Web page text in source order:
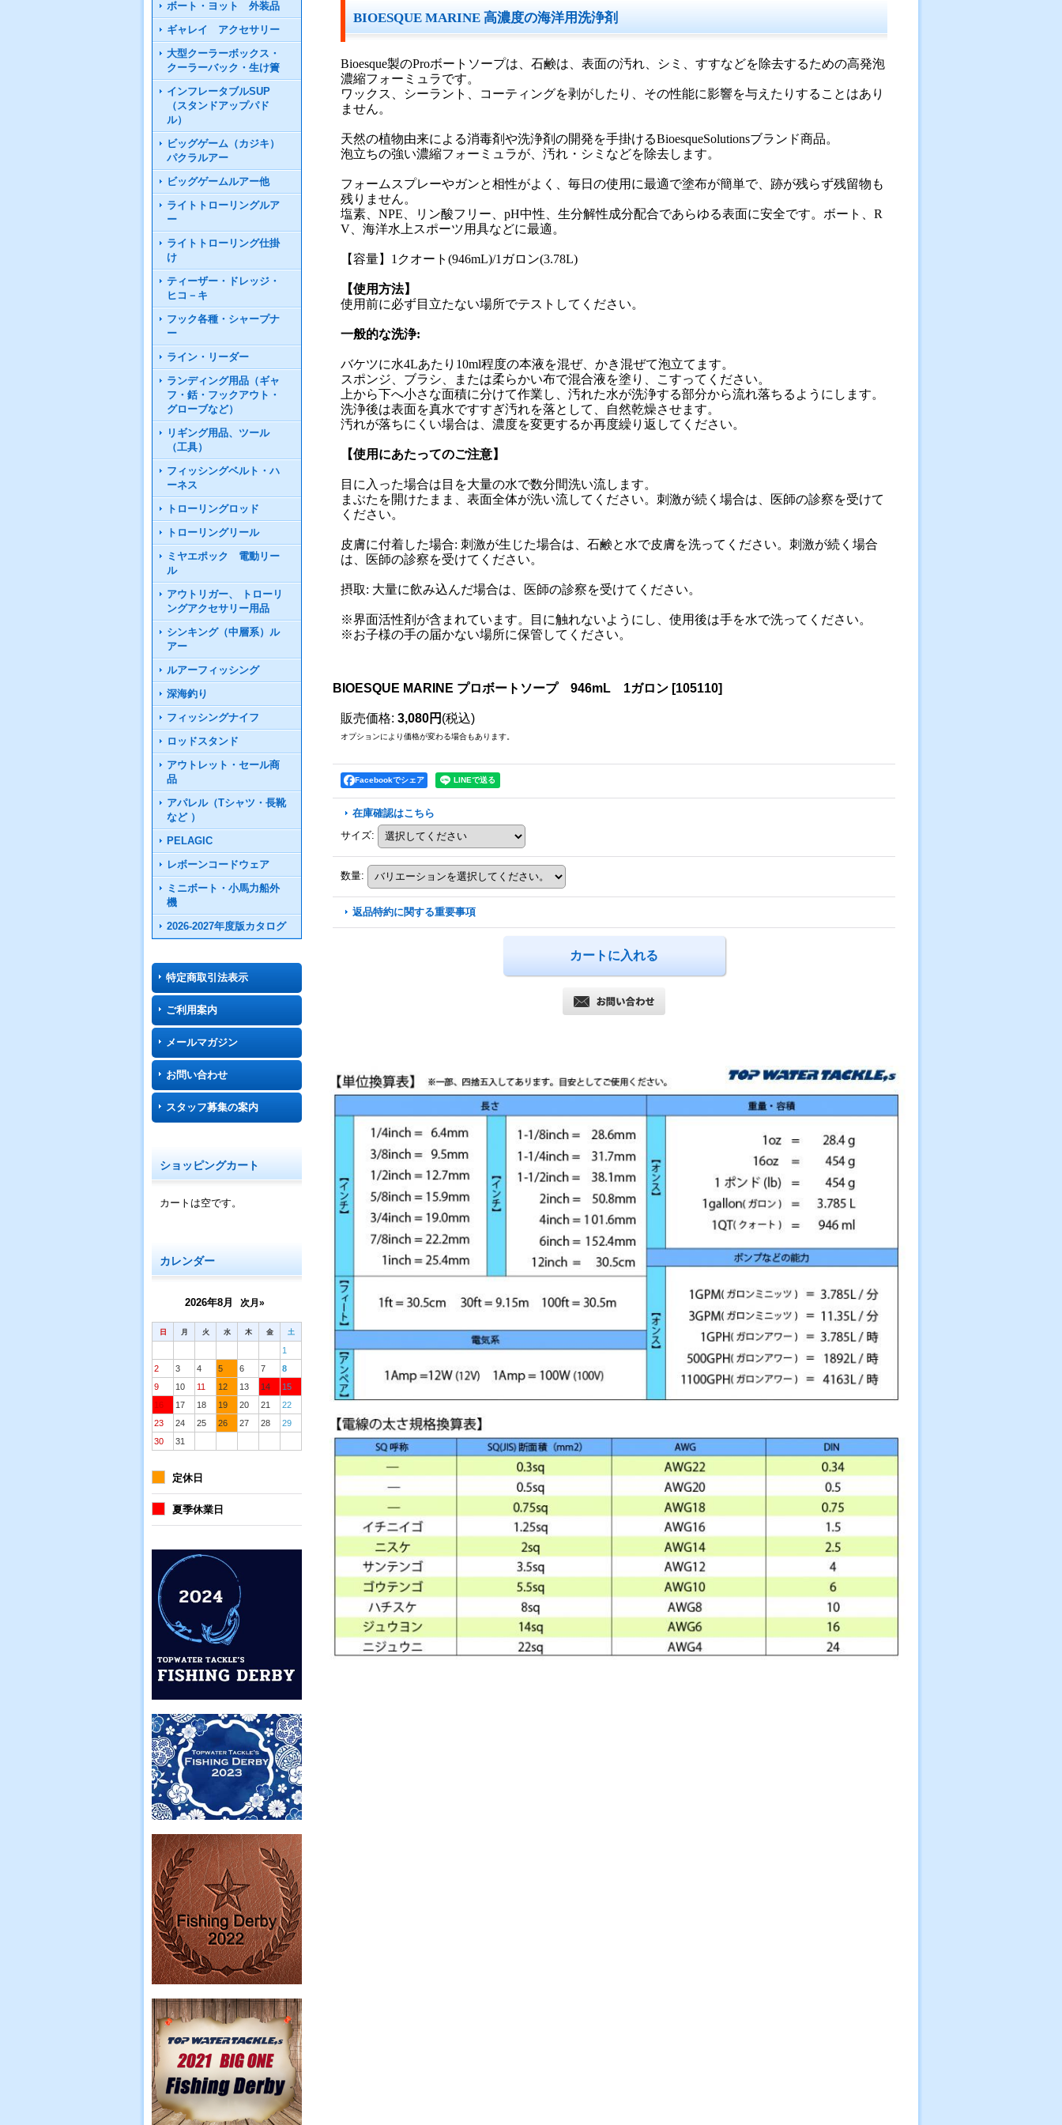
ボート・ヨット 外装品
ギャレイ アクセサリー
大型クーラーボックス・
クーラーバック・生け簀
インフレータブルSUP
（スタンドアップパド
ル）
ビッグゲーム（カジキ）
パクラルアー
ビッグゲームルアー他
ライトトローリングルア
ー
ライトトローリング仕掛
け
ティーザー・ドレッジ・
ヒコ－キ
フック各種・シャープナ
ー
ライン・リーダー
ランディング用品（ギャ
フ・銛・フックアウト・
グローブなど）
リギング用品、ツール
（工具）
フィッシングベルト・ハ
ーネス
トローリングロッド
トローリングリール
ミヤエポック 電動リー
ル
アウトリガー、 トローリ
ングアクセサリー用品
シンキング（中層系）ル
アー
ルアーフィッシング
深海釣り
フィッシングナイフ
ロッドスタンド
アウトレット・セール商
品
アパレル（Tシャツ・長靴
など ）
PELAGIC
レボーンコードウェア
ミニボート・小馬力船外
機
2026-2027年度版カタログ
特定商取引法表示
ご利用案内
メールマガジン
お問い合わせ
スタッフ募集の案内
ショッピングカート
カートは空です。
カレンダー
2026年8月 次月»
日 月 火 水 木 金 土
1
2
3 4 5 6 7
8
9
10 11 12 13 14
15
16
17 18 19 20 21
22
23
24 25 26 27 28
29
30
31
定休日
夏季休業日
BIOESQUE MARINE 高濃度の海洋用洗浄剤
Bioesque製のProボートソープは、石鹸は、表面の汚れ、シミ、すすなどを除去するための高発泡
濃縮フォーミュラです。
ワックス、シーラント、コーティングを剥がしたり、その性能に影響を与えたりすることはあり
ません。
天然の植物由来による消毒剤や洗浄剤の開発を手掛けるBioesqueSolutionsブランド商品。
泡立ちの強い濃縮フォーミュラが、汚れ・シミなどを除去します。
フォームスプレーやガンと相性がよく、毎日の使用に最適で塗布が簡単で、跡が残らず残留物も
残りません。
塩素、NPE、リン酸フリー、pH中性、生分解性成分配合であらゆる表面に安全です。ボート、R
V、海洋水上スポーツ用具などに最適。
【容量】1クオート(946mL)/1ガロン(3.78L)
【使用方法】
使用前に必ず目立たない場所でテストしてください。
一般的な洗浄:
バケツに水4Lあたり10ml程度の本液を混ぜ、かき混ぜて泡立てます。
スポンジ、ブラシ、または柔らかい布で混合液を塗り、こすってください。
上から下へ小さな面積に分けて作業し、汚れた水が洗浄する部分から流れ落ちるようにします。
洗浄後は表面を真水ですすぎ汚れを落として、自然乾燥させます。
汚れが落ちにくい場合は、濃度を変更するか再度繰り返してください。
【使用にあたってのご注意】
目に入った場合は目を大量の水で数分間洗い流します。
まぶたを開けたまま、表面全体が洗い流してください。刺激が続く場合は、医師の診察を受けて
ください。
皮膚に付着した場合: 刺激が生じた場合は、石鹸と水で皮膚を洗ってください。刺激が続く場合
は、医師の診察を受けてください。
摂取: 大量に飲み込んだ場合は、医師の診察を受けてください。
※界面活性剤が含まれています。目に触れないようにし、使用後は手を水で洗ってください。
※お子様の手の届かない場所に保管してください。
BIOESQUE MARINE プロボートソープ 946mL 1ガロン [105110]
販売価格: 3,080円 (税込)
オプションにより価格が変わる場合もあります。
Facebookでシェア
在庫確認はこちら
サイズ:
数量:
返品特約に関する重要事項